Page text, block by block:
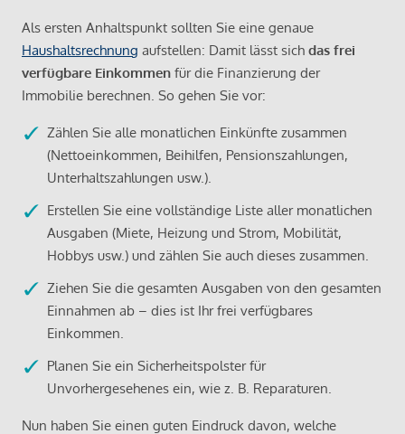
Als ersten Anhaltspunkt sollten Sie eine genaue
Haushaltsrechnung aufstellen: Damit lässt sich das frei
verfügbare Einkommen für die Finanzierung der
Immobilie berechnen. So gehen Sie vor:
Zählen Sie alle monatlichen Einkünfte zusammen
(Nettoeinkommen, Beihilfen, Pensionszahlungen,
Unterhaltszahlungen usw.).
Erstellen Sie eine vollständige Liste aller monatlichen
Ausgaben (Miete, Heizung und Strom, Mobilität,
Hobbys usw.) und zählen Sie auch dieses zusammen.
Ziehen Sie die gesamten Ausgaben von den gesamten
Einnahmen ab – dies ist Ihr frei verfügbares
Einkommen.
Planen Sie ein Sicherheitspolster für
Unvorhergesehenes ein, wie z. B. Reparaturen.
Nun haben Sie einen guten Eindruck davon, welche